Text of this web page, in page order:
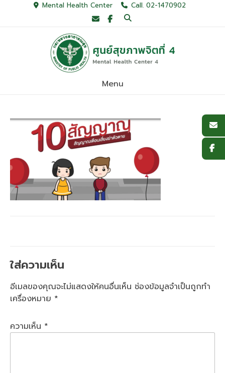
Mental Health Center Call. 02-1470902
Menu
ใส่ความเห็น
อีเมลของคุณจะไม่แสดงให้คนอื่นเห็น ช่องข้อมูลจำเป็นถูกทำ
เครื่องหมาย *
ความเห็น *